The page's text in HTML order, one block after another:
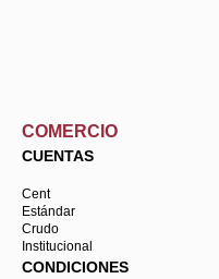
COMERCIO
CUENTAS
Cent
Estándar
Crudo
Institucional
CONDICIONES